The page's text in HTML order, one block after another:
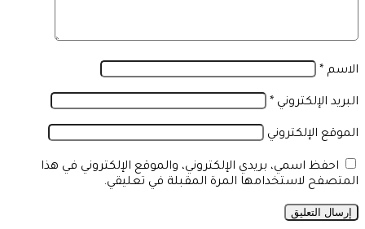
الاسم *
البريد الإلكتروني *
الموقع الإلكتروني
احفظ اسمي، بريدي الإلكتروني، والموقع الإلكتروني في هذا
المتصفح لاستخدامها المرة المقبلة في تعليقي.